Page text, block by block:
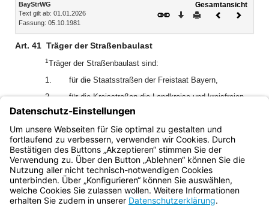
BayStrWG
Text gilt ab: 01.01.2026
Fassung: 05.10.1981
Gesamtansicht
Download
DruckenVorheriges
Art. 41 Träger der Straßenbaulast
1Träger der Straßenbaulast sind:
1.
für die Staatsstraßen der Freistaat Bayern,
2.
für die Kreisstraßen die Landkreise und kreisfreien
Gemeinden.
2Dies gilt auch für die Ortsdurchfahrten, soweit nicht die
Straßenbaulast für diese den Gemeinden obliegt (Art. 42).
Bayern.de
BayernPortal